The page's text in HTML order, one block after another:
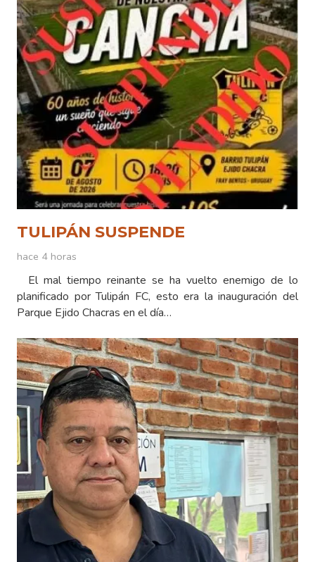
TULIPÁN SUSPENDE
hace 4 horas
El mal tiempo reinante se ha vuelto enemigo de lo
planificado por Tulipán FC, esto era la inauguración del
Parque Ejido Chacras en el día…